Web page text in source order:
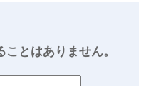
とはありません。